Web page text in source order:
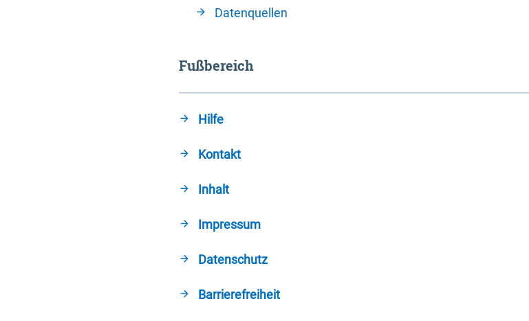
Datenquellen
Fußbereich
Hilfe
Kontakt
Inhalt
Impressum
Datenschutz
Barrierefreiheit